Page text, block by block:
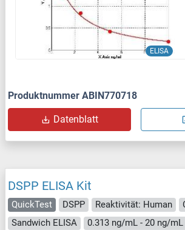
ELISA
Produktnummer ABIN770718
Datenblatt
DSPP ELISA Kit
QuickTest DSPP Reaktivität: Human
Sandwich ELISA
0.313 ng/mL - 20 ng/mL